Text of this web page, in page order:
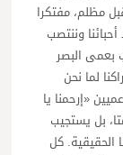
مظلم، مفتكرا
وننتصب
بعمى البصر
لما نحن
«إرحمنا يا
بل يستجيب
الحقيقية. كل